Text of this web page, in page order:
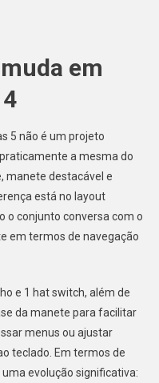
em
5 não é um projeto
a mesma do
manete destacável e
está no layout
o conjunto conversa com o
em termos de navegação
e 1 hat switch, além de
da manete para facilitar
menus ou ajustar
teclado. Em termos de
evolução significativa: